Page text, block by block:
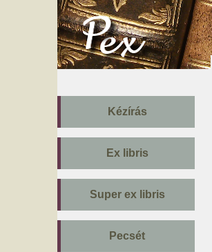
Kézírás
Ex libris
Super ex libris
Pecsét